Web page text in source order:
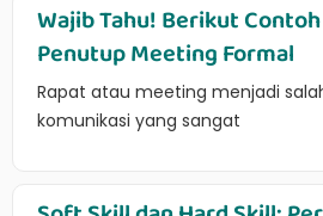
Wajib Tahu! Berikut
Penutup Meeting Formal
Rapat atau meeting menjadi
komunikasi yang sangat